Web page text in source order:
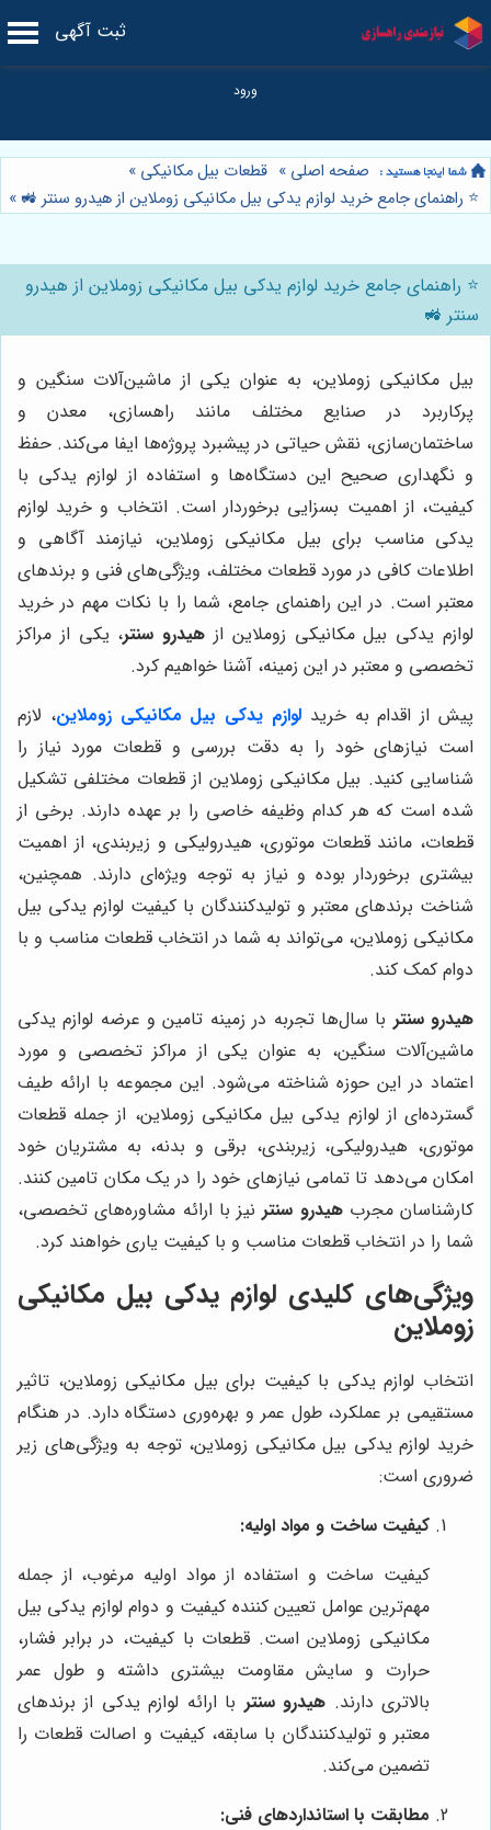
ثبت آگهی
صفحه اصلی » قطعات بیل مکانیکی »
⭐️ راهنمای جامع خرید لوازم یدکی بیل مکانیکی زوملاین از هیدرو سنتر 🚜 »
⭐️ راهنمای جامع خرید لوازم یدکی بیل مکانیکی زوملاین از هیدرو
سنتر 🚜
بیل مکانیکی زوملاین، به عنوان یکی از ماشین‌آلات سنگین و
پرکاربرد در صنایع مختلف مانند راهسازی، معدن و
ساختمان‌سازی، نقش حیاتی در پیشبرد پروژه‌ها ایفا می‌کند. حفظ
و نگهداری صحیح این دستگاه‌ها و استفاده از لوازم یدکی با
کیفیت، از اهمیت بسزایی برخوردار است. انتخاب و خرید لوازم
یدکی مناسب برای بیل مکانیکی زوملاین، نیازمند آگاهی و
اطلاعات کافی در مورد قطعات مختلف، ویژگی‌های فنی و برندهای
معتبر است. در این راهنمای جامع، شما را با نکات مهم در خرید
لوازم یدکی بیل مکانیکی زوملاین از هیدرو سنتر، یکی از مراکز
تخصصی و معتبر در این زمینه، آشنا خواهیم کرد.
پیش از اقدام به خرید لوازم یدکی بیل مکانیکی زوملاین، لازم
است نیازهای خود را به دقت بررسی و قطعات مورد نیاز را
شناسایی کنید. بیل مکانیکی زوملاین از قطعات مختلفی تشکیل
شده است که هر کدام وظیفه خاصی را بر عهده دارند. برخی از
قطعات، مانند قطعات موتوری، هیدرولیکی و زیربندی، از اهمیت
بیشتری برخوردار بوده و نیاز به توجه ویژه‌ای دارند. همچنین،
شناخت برندهای معتبر و تولیدکنندگان با کیفیت لوازم یدکی بیل
مکانیکی زوملاین، می‌تواند به شما در انتخاب قطعات مناسب و با
دوام کمک کند.
هیدرو سنتر با سال‌ها تجربه در زمینه تامین و عرضه لوازم یدکی
ماشین‌آلات سنگین، به عنوان یکی از مراکز تخصصی و مورد
اعتماد در این حوزه شناخته می‌شود. این مجموعه با ارائه طیف
گسترده‌ای از لوازم یدکی بیل مکانیکی زوملاین، از جمله قطعات
موتوری، هیدرولیکی، زیربندی، برقی و بدنه، به مشتریان خود
امکان می‌دهد تا تمامی نیازهای خود را در یک مکان تامین کنند.
کارشناسان مجربهیدرو سنترنیز با ارائه مشاوره‌های تخصصی،
شما را در انتخاب قطعات مناسب و با کیفیت یاری خواهند کرد.
ویژگی‌های کلیدی لوازم یدکی بیل مکانیکی
زوملاین
انتخاب لوازم یدکی با کیفیت برای بیل مکانیکی زوملاین، تاثیر
مستقیمی بر عملکرد، طول عمر و بهره‌وری دستگاه دارد. در هنگام
خرید لوازم یدکی بیل مکانیکی زوملاین، توجه به ویژگی‌های زیر
ضروری است:
کیفیت ساخت و مواد اولیه:
کیفیت ساخت و استفاده از مواد اولیه مرغوب، از جمله
مهم‌ترین عوامل تعیین کننده کیفیت و دوام لوازم یدکی بیل
مکانیکی زوملاین است. قطعات با کیفیت، در برابر فشار،
حرارت و سایش مقاومت بیشتری داشته و طول عمر
بالاتری دارند. هیدرو سنتر با ارائه لوازم یدکی از برندهای
معتبر و تولیدکنندگان با سابقه، کیفیت و اصالت قطعات را
تضمین می‌کند.
مطابقت با استانداردهای فنی: